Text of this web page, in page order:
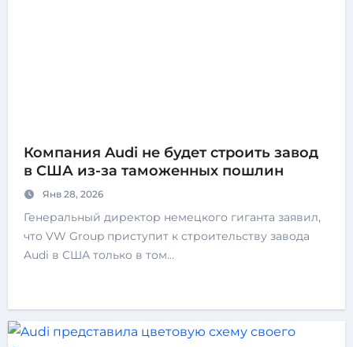
Компания Audi не будет строить завод
в США из-за таможенных пошлин
Янв 28, 2026
Генеральный директор немецкого гиганта заявил,
что VW Group приступит к строительству завода
Audi в США только в том…